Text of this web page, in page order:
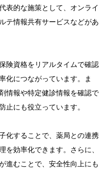
表的な施策として、オンライ
テ情報共有サービスなどがあ
険資格をリアルタイムで確認
化につながっています。ま
情報や特定健診情報を確認で
止にも役立っています。
化することで、薬局との連携
を効率化できます。さらに、
進むことで、安全性向上にも